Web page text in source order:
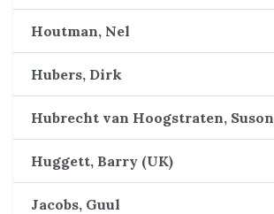
Houtman, Nel
Hubers, Dirk
Hubrecht van Hoogstraten, Suson
Huggett, Barry (UK)
Jacobs, Guul